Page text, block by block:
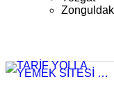
Zonguldak